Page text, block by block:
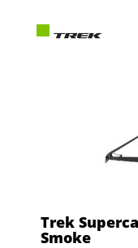
Trek
Smoke